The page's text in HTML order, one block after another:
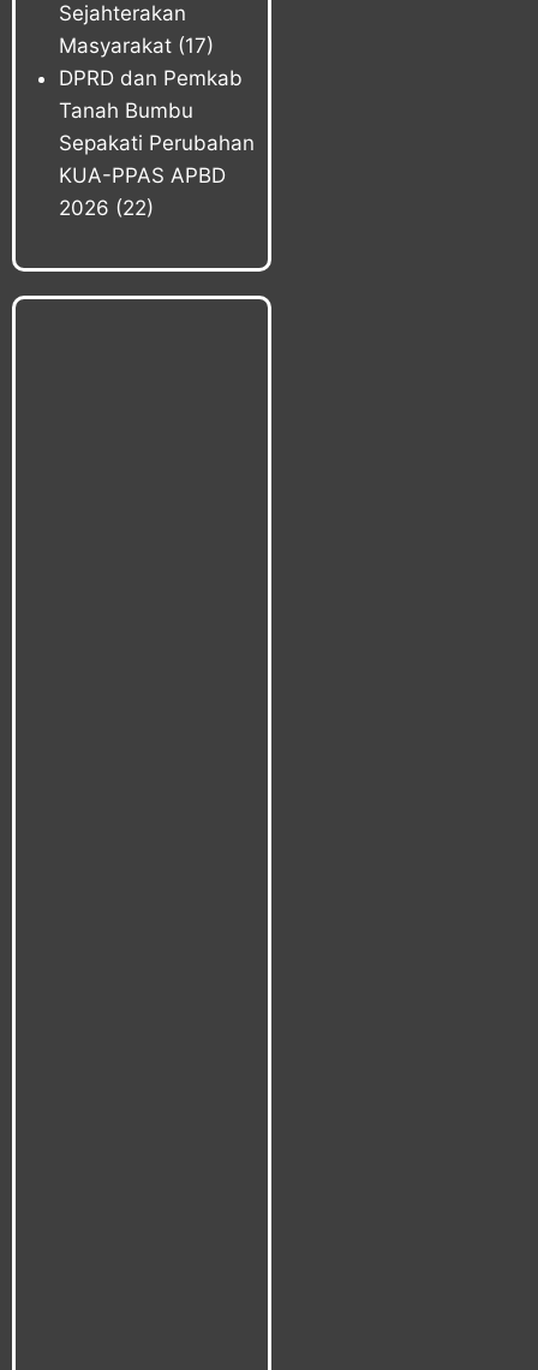
Sejahterakan
Masyarakat (17)
DPRD dan Pemkab
Tanah Bumbu
Sepakati Perubahan
KUA-PPAS APBD
2026 (22)